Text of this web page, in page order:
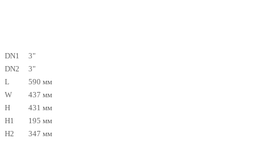
DN1 3"
DN2
3"
L
590 мм
W
437 мм
H
431 мм
H1
195 мм
H2
347 мм